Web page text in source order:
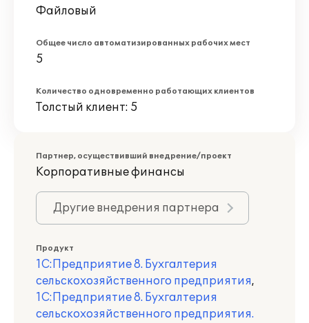
Файловый
Общее число автоматизированных рабочих мест
5
Количество одновременно работающих клиентов
Толстый клиент: 5
Партнер, осуществивший внедрение/проект
Корпоративные финансы
Другие внедрения партнера
Продукт
1С:Предприятие 8. Бухгалтерия
сельскохозяйственного предприятия,
1С:Предприятие 8. Бухгалтерия
сельскохозяйственного предприятия.